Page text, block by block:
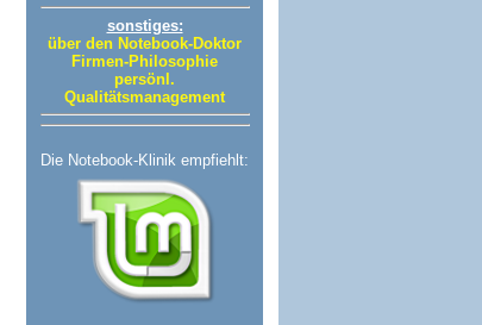
sonstiges:
über den Notebook-Doktor
Firmen-Philosophie
persönl.
Qualitätsmanagement
Die Notebook-Klinik empfiehlt: